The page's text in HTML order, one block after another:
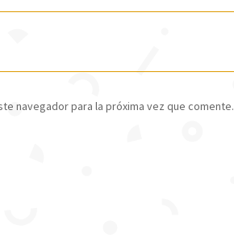
navegador para la próxima vez que comente.